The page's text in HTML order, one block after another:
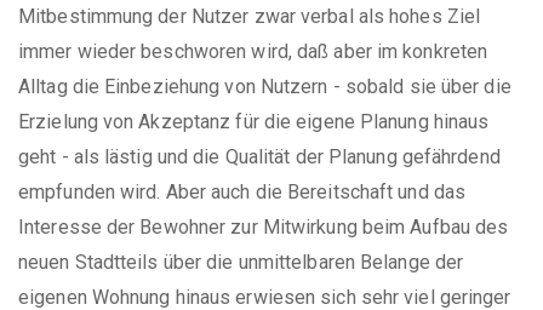
Mitbestimmung der Nutzer zwar verbal als hohes Ziel
immer wieder beschworen wird, daß aber im konkreten
Alltag die Einbeziehung von Nutzern - sobald sie über die
Erzielung von Akzeptanz für die eigene Planung hinaus
geht - als lästig und die Qualität der Planung gefährdend
empfunden wird. Aber auch die Bereitschaft und das
Interesse der Bewohner zur Mitwirkung beim Aufbau des
neuen Stadtteils über die unmittelbaren Belange der
eigenen Wohnung hinaus erwiesen sich sehr viel geringer